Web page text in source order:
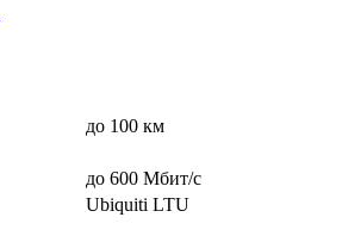
до 100 км
до 600 Мбит/c
Ubiquiti LTU